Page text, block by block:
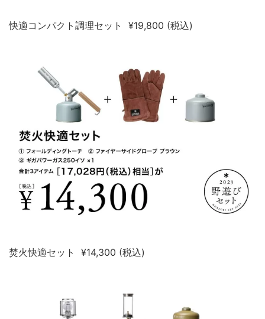
快適コンパクト調理セット ¥19,800 (税込)
焚火快適セット ¥14,300 (税込)